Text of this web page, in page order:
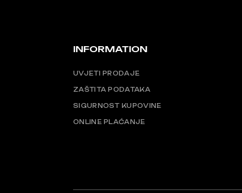
INFORMATION
UVJETI PRODAJE
ZAŠTITA PODATAKA
SIGURNOST KUPOVINE
ONLINE PLAĆANJE